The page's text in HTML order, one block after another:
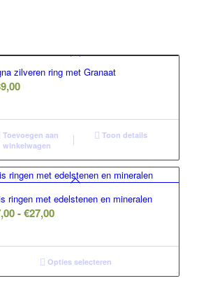
zilveren ring met Granaat
Toevoegen aan
winkelwagen
Toon details
ringen met edelstenen en mineralen
- €27,00Prijsklasse:
tot
€27,00
Opties selecteren